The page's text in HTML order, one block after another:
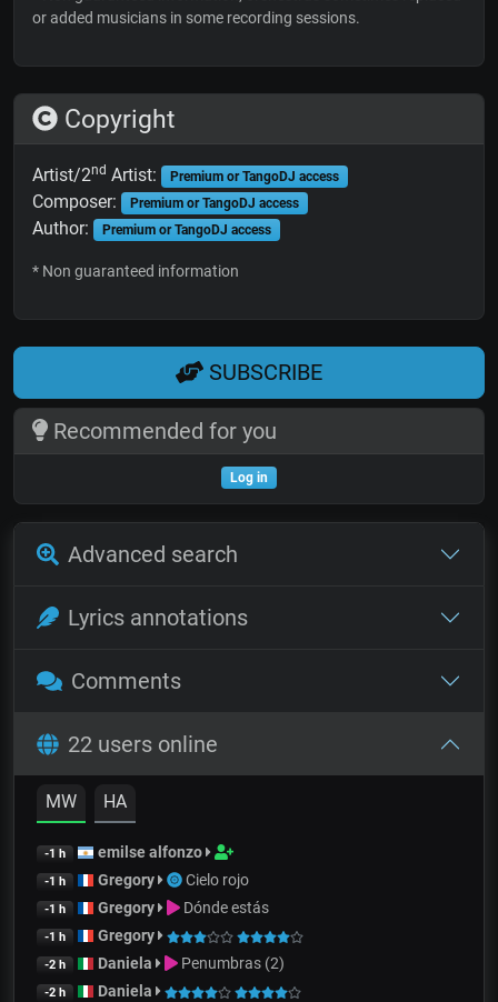
or added musicians in some recording sessions.
Copyright
Artist/2nd Artist: Premium or TangoDJ access
Composer: Premium or TangoDJ access
Author: Premium or TangoDJ access
* Non guaranteed information
SUBSCRIBE
Recommended for you
Log in
Advanced search
Lyrics annotations
Comments
22 users online
MW HA
-1 h emilse alfonzo
-1 h Gregory Cielo rojo
-1 h Gregory Dónde estás
-1 h Gregory
-2 h Daniela Penumbras (2)
-2 h Daniela